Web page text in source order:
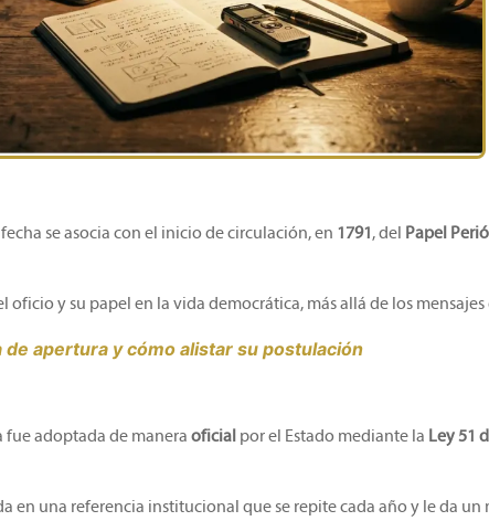
fecha se asocia con el inicio de circulación, en 1791 , del Papel
y su papel en la vida democrática, más allá de los
apertura y cómo alistar su postulación
fue adoptada de manera oficial por el Estado mediante la Ley 51
en una referencia institucional que se repite cada año y le da un